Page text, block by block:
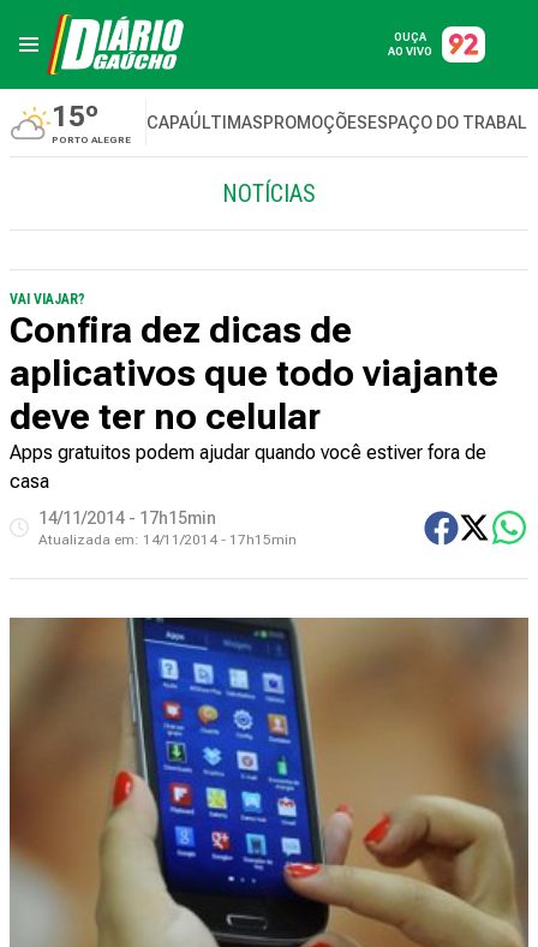
OUÇA
AO VIVO
15º
PORTO ALEGRE
CAPAÚLTIMASPROMOÇÕESESPAÇO DO
NOTÍCIAS
VAI VIAJAR?
Confira dez dicas de
aplicativos que todo viajante
deve ter no celular
Apps gratuitos podem ajudar quando você estiver fora de
casa
14/11/2014 - 17h15min
Atualizada em: 14/11/2014 - 17h15min